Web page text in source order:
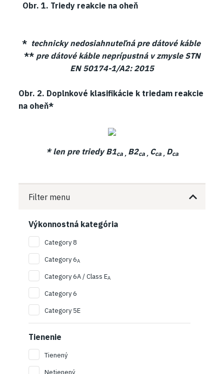
Obr. 1. Triedy reakcie na oheň
* technicky nedosiahnuteľná pre dátové káble
** pre dátové káble neprípustná v zmysle STN
EN 50174-1/A2: 2015
Obr. 2. Doplnkové klasifikácie k triedam reakcie
na oheň*
* len pre triedy B1ca , B2ca , Cca , Dca
Filter menu
Výkonnostná kategória
Category 8
Category 6A
Category 6A / Class EA
Category 6
Category 5E
Tienenie
Tienený
Netienený